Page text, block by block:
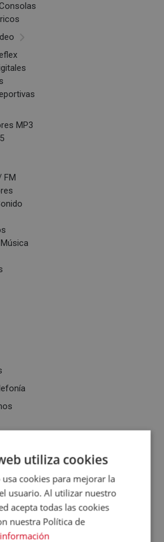
MP3
FM
utiliza cookies
usa cookies para mejorar la
usuario. Al utilizar nuestro
acepta todas las cookies
nuestra Política de